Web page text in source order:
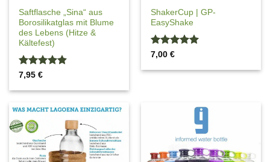
Saftflasche „Sina“ aus
Borosilikatglas mit Blume
des Lebens (Hitze &
Kältefest)
Bewertet
von 5
7,95€
ShakerCup | GP-
EasyShake
Bewertet
5
7,00€